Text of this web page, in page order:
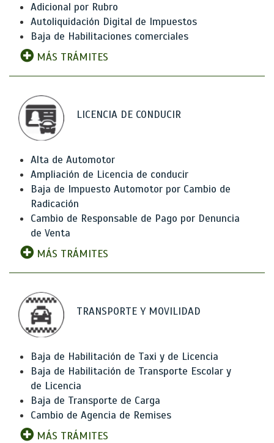
Adicional por Rubro
Autoliquidación Digital de Impuestos
Baja de Habilitaciones comerciales
MÁS TRÁMITES
LICENCIA DE CONDUCIR
Alta de Automotor
Ampliación de Licencia de conducir
Baja de Impuesto Automotor por Cambio de
Radicación
Cambio de Responsable de Pago por Denuncia
de Venta
MÁS TRÁMITES
TRANSPORTE Y MOVILIDAD
Baja de Habilitación de Taxi y de Licencia
Baja de Habilitación de Transporte Escolar y
de Licencia
Baja de Transporte de Carga
Cambio de Agencia de Remises
MÁS TRÁMITES